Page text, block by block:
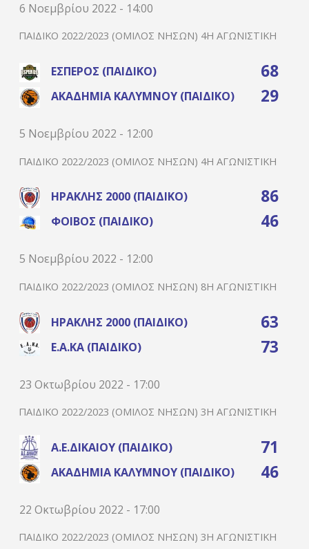
6 Νοεμβρίου 2022 - 14:00
ΠΑΙΔΙΚΌ 2022/2023 (ΌΜΙΛΟΣ ΝΉΣΩΝ) 4Η ΑΓΩΝΙΣΤΙΚΉ
ΈΣΠΕΡΟΣ (ΠΑΙΔΙΚΌ) 68
ΑΚΑΔΗΜΊΑ ΚΑΛΎΜΝΟΥ (ΠΑΙΔΙΚΌ) 29
5 Νοεμβρίου 2022 - 12:00
ΠΑΙΔΙΚΌ 2022/2023 (ΌΜΙΛΟΣ ΝΉΣΩΝ) 4Η ΑΓΩΝΙΣΤΙΚΉ
ΗΡΑΚΛΉΣ 2000 (ΠΑΙΔΙΚΌ) 86
ΦΟΊΒΟΣ (ΠΑΙΔΙΚΌ) 46
5 Νοεμβρίου 2022 - 12:00
ΠΑΙΔΙΚΌ 2022/2023 (ΌΜΙΛΟΣ ΝΉΣΩΝ) 8Η ΑΓΩΝΙΣΤΙΚΉ
ΗΡΑΚΛΉΣ 2000 (ΠΑΙΔΙΚΌ) 63
Ε.Α.ΚΑ (ΠΑΙΔΙΚΌ) 73
23 Οκτωβρίου 2022 - 17:00
ΠΑΙΔΙΚΌ 2022/2023 (ΌΜΙΛΟΣ ΝΉΣΩΝ) 3Η ΑΓΩΝΙΣΤΙΚΉ
Α.Ε.ΔΙΚΑΊΟΥ (ΠΑΙΔΙΚΌ) 71
ΑΚΑΔΗΜΊΑ ΚΑΛΎΜΝΟΥ (ΠΑΙΔΙΚΌ) 46
22 Οκτωβρίου 2022 - 17:00
ΠΑΙΔΙΚΌ 2022/2023 (ΌΜΙΛΟΣ ΝΉΣΩΝ) 3Η ΑΓΩΝΙΣΤΙΚΉ